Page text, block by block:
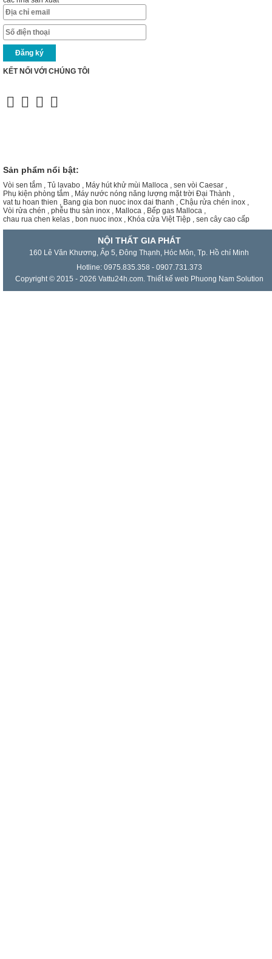
KẾT NỐI VỚI CHÚNG TÔI
Sản phẩm nổi bật:
Vòi sen tắm , Tủ lavabo , Máy hút khử mùi Malloca , sen vòi Caesar ,
Phụ kiện phòng tắm , Máy nước nóng năng lượng mặt trời Đại Thành ,
vat tu hoan thien , Bang gia bon nuoc inox dai thanh , Chậu rửa chén inox ,
Vòi rửa chén , phễu thu sàn inox , Malloca , Bếp gas Malloca ,
chau rua chen kelas , bon nuoc inox , Khóa cửa Việt Tiệp , sen cây cao cấp
NỘI THẤT GIA PHÁT
160 Lê Văn Khương, Ấp 5, Đông Thạnh, Hóc Môn, Tp. Hồ chí Minh
Hotline: 0975.835.358 - 0907.731.373
Copyright © 2015 - 2026 Vattu24h.com. Thiết kế web Phuong Nam Solution